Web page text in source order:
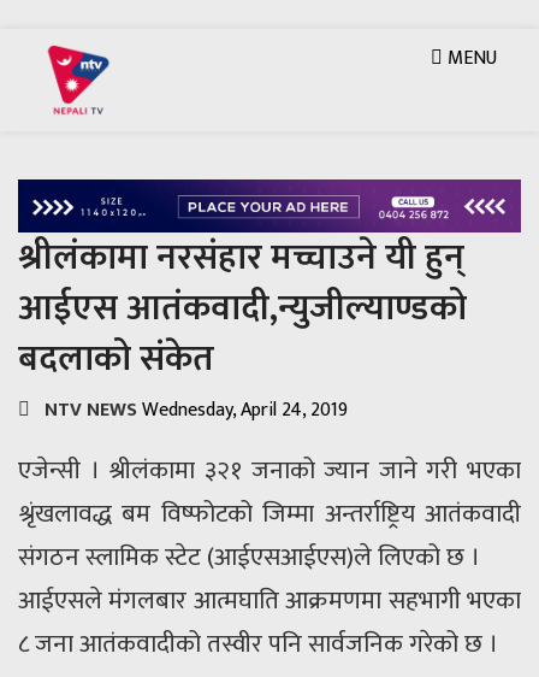
MENU
श्रीलंकामा नरसंहार मच्चाउने यी हुन्
आईएस आतंकवादी,न्युजील्याण्डको
बदलाको संकेत
NTV NEWSWednesday, April 24, 2019
एजेन्सी । श्रीलंकामा ३२१ जनाको ज्यान जाने गरी भएका
श्रृंखलावद्ध बम विष्फोटको जिम्मा अन्तर्राष्ट्रिय आतंकवादी
संगठन स्लामिक स्टेट (आईएसआईएस)ले लिएको छ ।
आईएसले मंगलबार आत्मघाति आक्रमणमा सहभागी भएका
८ जना आतंकवादीको तस्वीर पनि सार्वजनिक गरेको छ ।